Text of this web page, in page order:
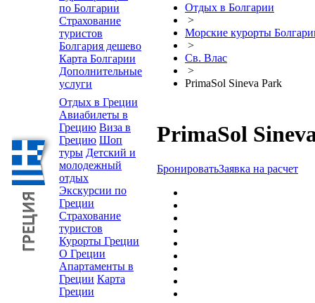
по Болгарии
Страхование
туристов
Болгария дешево
Карта Болгарии
Дополнительные
услуги
Отдых в Греции
Авиабилеты в
Грецию Виза в
Грецию Шоп
туры Детский и
молодежный
отдых
Экскурсии по
Греции
Страхование
туристов
Курорты Греции
О Греции
Апартаменты в
Греции Карта
Греции
Отдых в Болгарии
>
Морские курорты
>
Св. Влас
>
PrimaSol Sineva Park
PrimaSol
БронироватьЗаявка на расчет